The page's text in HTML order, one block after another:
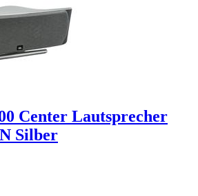
Center Lautsprecher
Silber